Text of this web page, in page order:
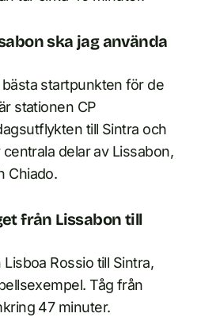
ska jag använda
startpunkten för de
stationen CP
till Sintra och
delar av Lissabon,
Chiado.
från Lissabon till
Rossio till Sintra,
Tåg från
47 minuter.